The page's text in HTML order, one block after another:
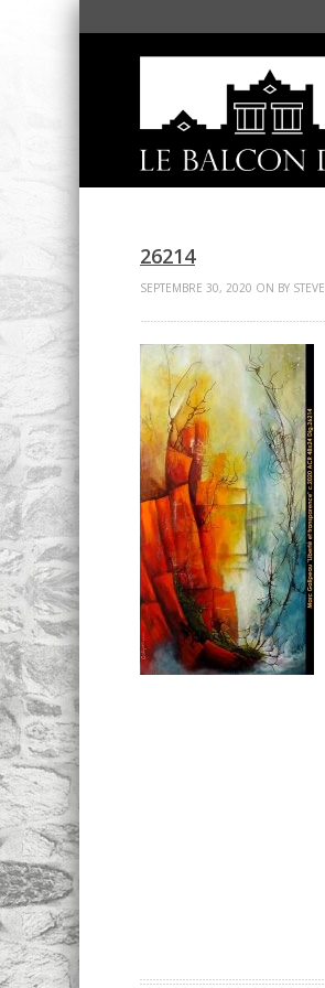
26214
SEPTEMBRE 30, 2020 ON BY STEVE